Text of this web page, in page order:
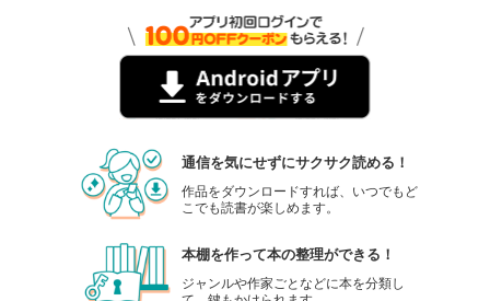
通信を気にせずにサクサク読める！
作品をダウンロードすれば、いつでもど
こでも読書が楽しめます。
本棚を作って本の整理ができる！
ジャンルや作家ごとなどに本を分類し